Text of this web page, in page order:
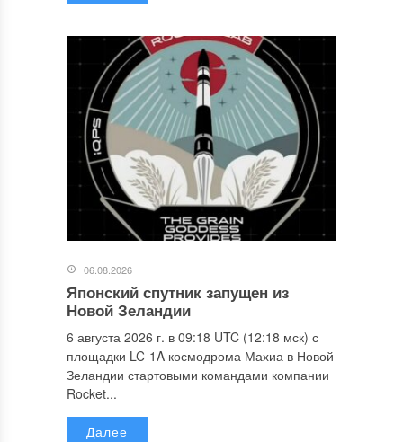
06.08.2026
Японский спутник запущен из
Новой Зеландии
6 августа 2026 г. в 09:18 UTC (12:18 мск) с
площадки LC-1A космодрома Махиа в Новой
Зеландии стартовыми командами компании
Rocket...
Далее